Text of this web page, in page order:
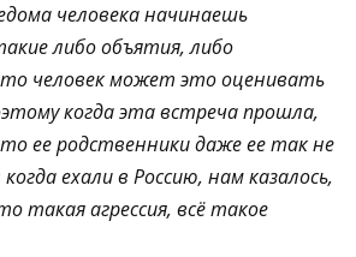
человека начинаешь
либо объятия, либо
человек может это оценивать
когда эта встреча прошла,
ее родственники даже ее так не
ехали в Россию, нам казалось,
такая агрессия, всё такое